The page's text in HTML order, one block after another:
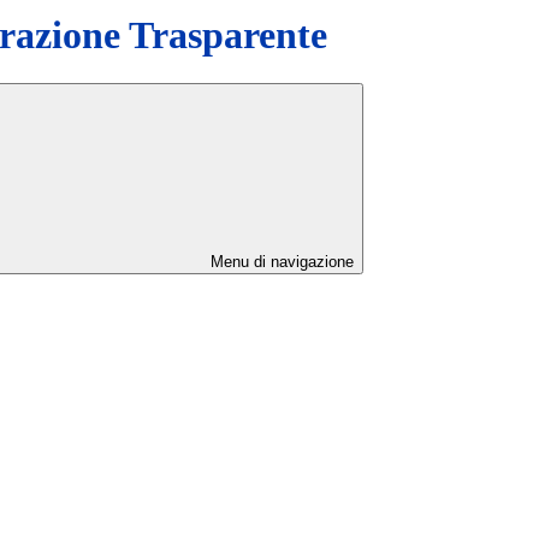
Trasparente
Menu di navigazione